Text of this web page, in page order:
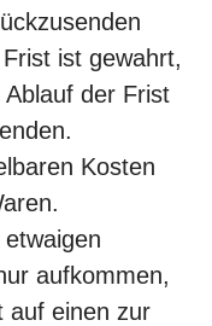
ist gewahrt,
der Frist
Kosten
aufkommen,
auf einen zur